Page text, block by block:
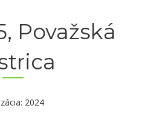
Považská
2024